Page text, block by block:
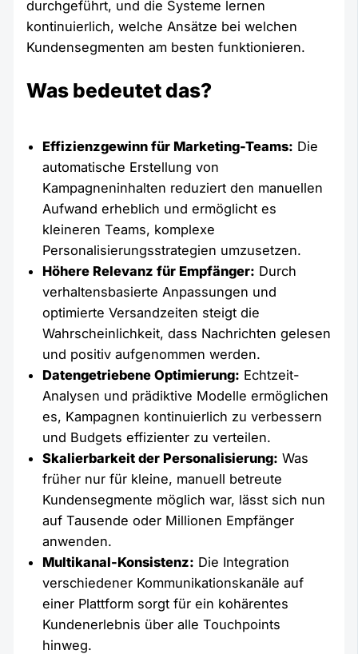
durchgeführt, und die Systeme lernen
kontinuierlich, welche Ansätze bei welchen
Kundensegmenten am besten funktionieren.
Was bedeutet das?
Effizienzgewinn für Marketing-Teams: Die
automatische Erstellung von
Kampagneninhalten reduziert den manuellen
Aufwand erheblich und ermöglicht es
kleineren Teams, komplexe
Personalisierungsstrategien umzusetzen.
Höhere Relevanz für Empfänger: Durch
verhaltensbasierte Anpassungen und
optimierte Versandzeiten steigt die
Wahrscheinlichkeit, dass Nachrichten gelesen
und positiv aufgenommen werden.
Datengetriebene Optimierung: Echtzeit-
Analysen und prädiktive Modelle ermöglichen
es, Kampagnen kontinuierlich zu verbessern
und Budgets effizienter zu verteilen.
Skalierbarkeit der Personalisierung: Was
früher nur für kleine, manuell betreute
Kundensegmente möglich war, lässt sich nun
auf Tausende oder Millionen Empfänger
anwenden.
Multikanal-Konsistenz: Die Integration
verschiedener Kommunikationskanäle auf
einer Plattform sorgt für ein kohärentes
Kundenerlebnis über alle Touchpoints
hinweg.